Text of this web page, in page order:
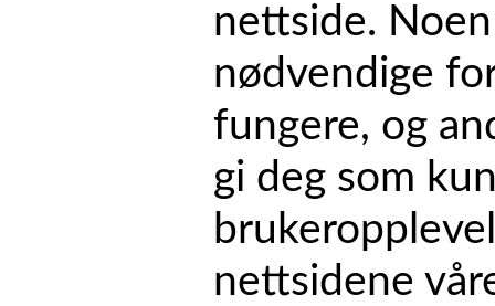
nettside.
nødvendige
fungere, og
gi deg som
nettsidene